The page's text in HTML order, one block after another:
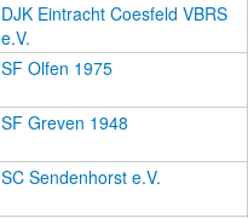
DJK Eintracht Coesfeld VBRS
e.V.
SF Olfen 1975
SF Greven 1948
SC Sendenhorst e.V.